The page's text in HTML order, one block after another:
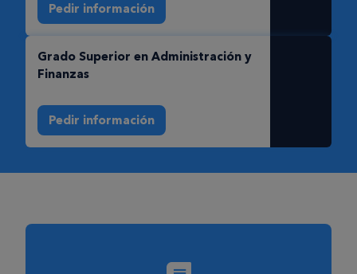
Pedir información
Grado Superior en Administración y
Finanzas
Pedir información